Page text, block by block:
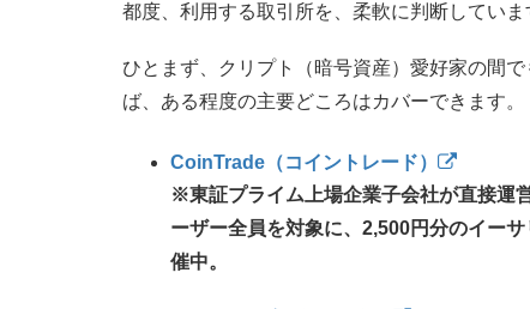
都度、利用する取引所を、柔軟に判断していま
ひとまず、クリプト（暗号資産）愛好家の間
ば、ある程度の主要どころはカバーできます。
CoinTrade（コイントレード）
※東証プライム上場企業子会社が直接運
ーザー全員を対象に、2,500円分のイー
催中。